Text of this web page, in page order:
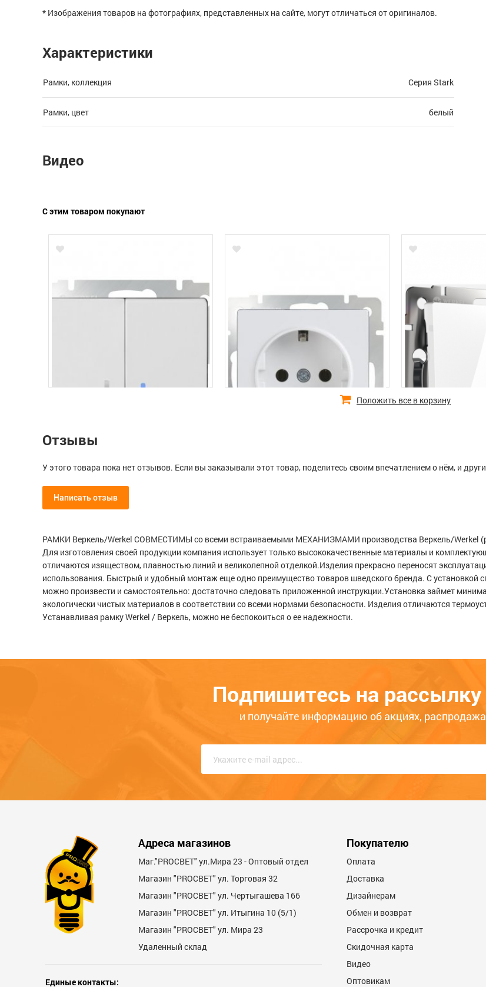
* Изображения товаров на фотографиях, представленных на сайте, могут отличаться от оригиналов.
Характеристики
Рамки, коллекция Серия Stark
Рамки, цвет белый
Видео
С этим товаром покупают
подсветкой (белый).
1245 444 493
(белый).
444
Положить все в корзину
Отзывы
У этого товара пока нет отзывов. Если вы заказывали этот товар, поделитесь своим впечатлением о нём, и
Написать отзыв
Мой отзыв о Серия Stark Рамка на 4 поста, белый
Общая оценка
Опыт использования Меньше месяца Несколько месяцев Больше года
Качество
600
Комментарий 600
Расскажите о
поможет
внимание на
написаны
РАМКИ Веркель/Werkel СОВМЕСТИМЫ со всеми встраиваемыми МЕХАНИЗМАМИ производства Веркель/Werkel
Для изготовления своей продукции компания использует только высококачественные материалы и
отличаются изяществом, плавностью линий и великолепной отделкой.Изделия прекрасно переносят
использования. Быстрый и удобный монтаж еще одно преимущество товаров шведского бренда. С
можно произвести и самостоятельно: достаточно следовать приложенной инструкции.Установка займет
экологически чистых материалов в соответствии со всеми нормами безопасности. Изделия отличаются
Устанавливая рамку Werkel / Веркель, можно не беспокоиться о ее надежности.
Подпишитесь на рассылку
и получайте информацию об акциях,
Адреса магазинов
Маг."PROСВЕТ" ул.Мира 23 - Оптовый отдел
Магазин "PROСВЕТ" ул. Торговая 32
Магазин "PROCBET" ул. Чертыгашева 166
Магазин "PROCBET" ул. Итыгина 10 (5/1)
Магазин "PROСВЕТ" ул. Мира 23
Удаленный склад
Единые контакты:
Покупателю
Оплата
Доставка
Дизайнерам
Обмен и возврат
Рассрочка и кредит
Скидочная карта
Видео
Оптовикам